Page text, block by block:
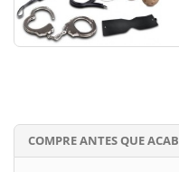
COMPRE ANTES QUE